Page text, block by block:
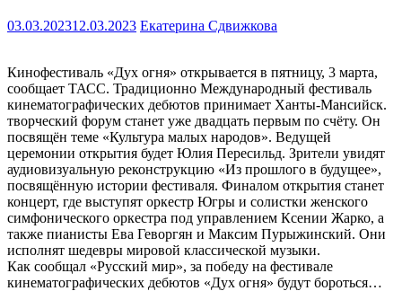
03.03.202312.03.2023 Екатерина Сдвижкова
Кинофестиваль «Дух огня» открывается в пятницу, 3 марта,
сообщает ТАСС. Традиционно Международный фестиваль
кинематографических дебютов принимает Ханты-Мансийск.
творческий форум станет уже двадцать первым по счёту. Он
посвящён теме «Культура малых народов». Ведущей
церемонии открытия будет Юлия Пересильд. Зрители увидят
аудиовизуальную реконструкцию «Из прошлого в будущее»,
посвящённую истории фестиваля. Финалом открытия станет
концерт, где выступят оркестр Югры и солистки женского
симфонического оркестра под управлением Ксении Жарко, а
также пианисты Ева Геворгян и Максим Пурыжинский. Они
исполнят шедевры мировой классической музыки.
Как сообщал «Русский мир», за победу на фестивале
кинематографических дебютов «Дух огня» будут бороться…